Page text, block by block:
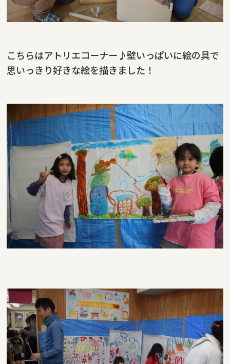
こちらはアトリエコーナー♪壁いっぱいに絵の具で
思いっきり好きな絵を描きました！